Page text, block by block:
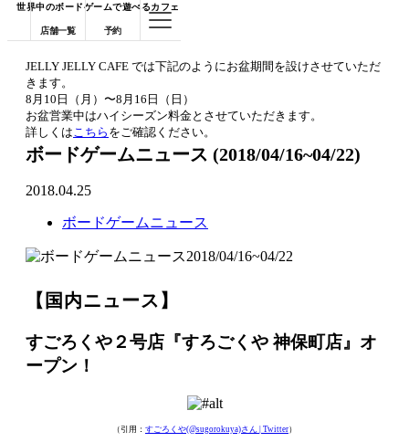
世界中のボードゲームで遊べるカフェ
店舗一覧 予約
JELLY JELLY CAFE では下記のようにお盆期間を設けさせていただ
きます。
8月10日（月）〜8月16日（日）
お盆営業中はハイシーズン料金とさせていただきます。
詳しくはこちら をご確認ください。
ボードゲームニュース (2018/04/16~04/22)
2018.04.25
ボードゲームニュース
2018/04/16~04/22
【国内ニュース】
すごろくや２号店『すろごくや 神保町店』オ
ープン！
（引用： すごろくや(@sugorokuya)さん | Twitter）